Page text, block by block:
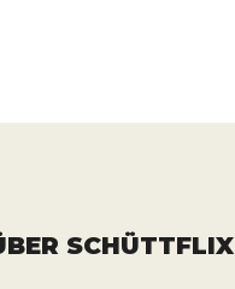
SCHÜTTFLIX